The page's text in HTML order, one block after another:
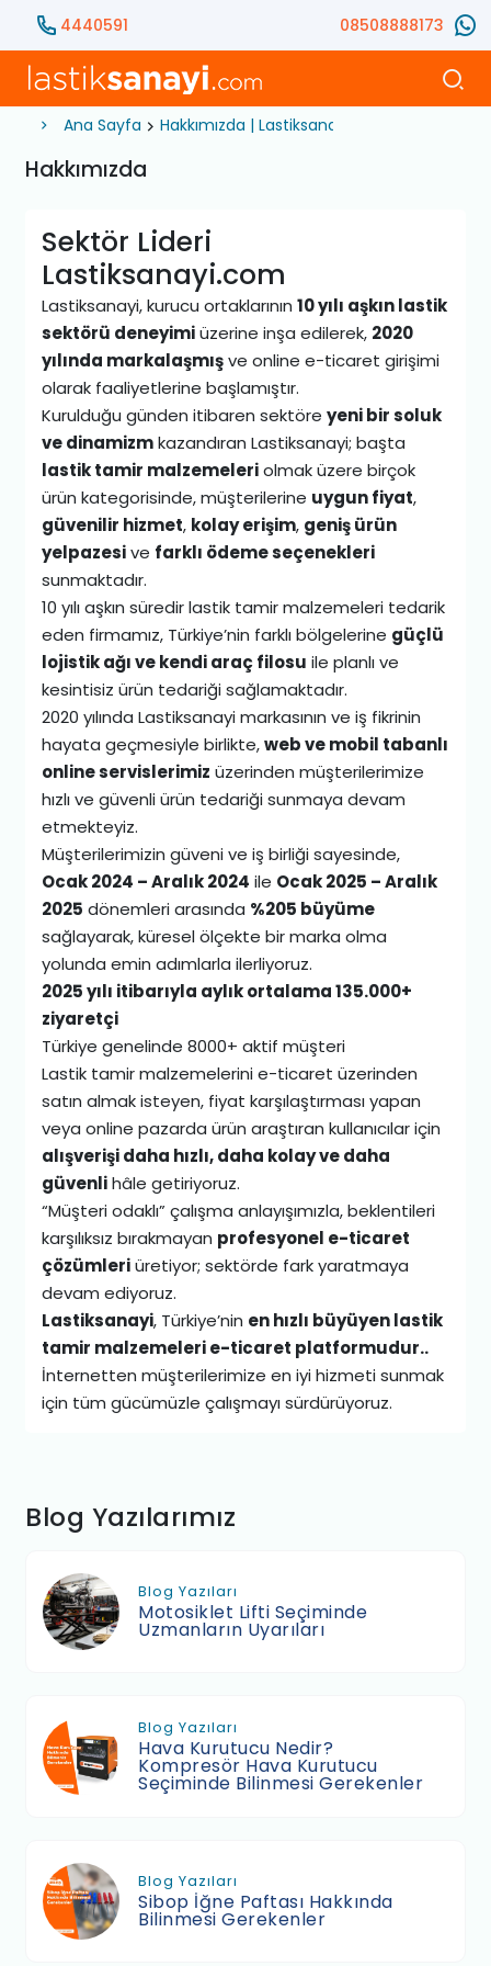
4440591 08508888173
Ana Sayfa Hakkımızda | Lastiksanayi
Hakkımızda
Sektör Lideri
Lastiksanayi.com
Lastiksanayi, kurucu ortaklarının10 yılı aşkın lastik
sektörü deneyimiüzerine inşa edilerek, 2020
yılında markalaşmışve online e-ticaret girişimi
olarak faaliyetlerine başlamıştır.
Kurulduğu günden itibaren sektöreyeni bir soluk
ve dinamizmkazandıran Lastiksanayi; başta
lastik tamir malzemeleriolmak üzere birçok
ürün kategorisinde, müşterilerine uygun fiyat,
güvenilir hizmet, kolay erişim, geniş ürün
yelpazesive farklı ödeme seçenekleri
sunmaktadır.
10 yılı aşkın süredir lastik tamir malzemeleri tedarik
eden firmamız, Türkiye’nin farklı bölgelerine güçlü
lojistik ağı ve kendi araç filosu ile planlı ve
kesintisiz ürün tedariği sağlamaktadır.
2020 yılında Lastiksanayi markasının ve iş fikrinin
hayata geçmesiyle birlikte,web ve mobil tabanlı
online servislerimiz üzerinden müşterilerimize
hızlı ve güvenli ürün tedariği sunmaya devam
etmekteyiz.
Müşterilerimizin güveni ve iş birliği sayesinde,
Ocak 2024 – Aralık 2024 ile Ocak 2025 – Aralık
2025 dönemleri arasında %205 büyüme
sağlayarak, küresel ölçekte bir marka olma
yolunda emin adımlarla ilerliyoruz.
2025 yılı itibarıyla aylık ortalama 135.000+
ziyaretçi
Türkiye genelinde 8000+ aktif müşteri
Lastik tamir malzemelerini e-ticaret üzerinden
satın almak isteyen, fiyat karşılaştırması yapan
veya online pazarda ürün araştıran kullanıcılar için
alışverişi daha hızlı, daha kolay ve daha
güvenlihâle getiriyoruz.
“Müşteri odaklı” çalışma anlayışımızla, beklentileri
karşılıksız bırakmayan profesyonel e-ticaret
çözümleriüretiyor; sektörde fark yaratmaya
devam ediyoruz.
Lastiksanayi, Türkiye’nin en hızlı büyüyen lastik
tamir malzemeleri e-ticaret platformudur..
İnternetten müşterilerimize en iyi hizmeti sunmak
için tüm gücümüzle çalışmayı sürdürüyoruz.
Blog Yazılarımız
Blog Yazıları
Motosiklet Lifti Seçiminde
Uzmanların Uyarıları
Blog Yazıları
Hava Kurutucu Nedir?
Kompresör Hava Kurutucu
Seçiminde Bilinmesi Gerekenler
Blog Yazıları
Sibop İğne Paftası Hakkında
Bilinmesi Gerekenler